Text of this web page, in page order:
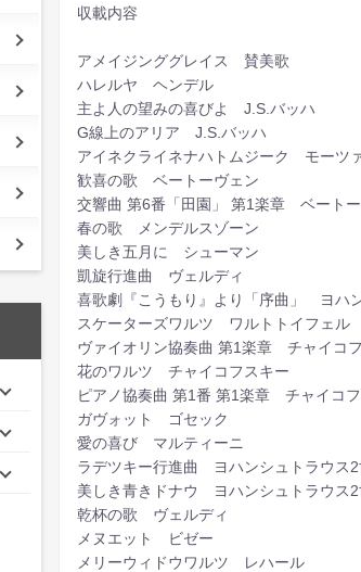
収載内容
アメイジンググレイス 賛美歌
ハレルヤ ヘンデル
主よ人の望みの喜びよ J.S.バッハ
G線上のアリア J.S.バッハ
アイネクライネナハトムジーク モーツ
歓喜の歌 ベートーヴェン
交響曲 第6番「田園」 第1楽章 ベート
春の歌 メンデルスゾーン
美しき五月に シューマン
凱旋行進曲 ヴェルディ
喜歌劇『こうもり』より「序曲」 ヨハ
スケーターズワルツ ワルトトイフェル
ヴァイオリン協奏曲 第1楽章 チャイコ
花のワルツ チャイコフスキー
ピアノ協奏曲 第1番 第1楽章 チャイコ
ガヴォット ゴセック
愛の喜び マルティーニ
ラデツキー行進曲 ヨハンシュトラウス
美しき青きドナウ ヨハンシュトラウス
乾杯の歌 ヴェルディ
メヌエット ビゼー
メリーウィドウワルツ レハール